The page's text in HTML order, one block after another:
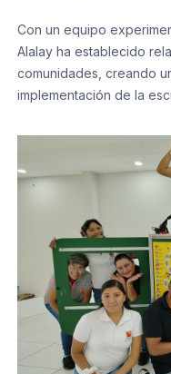
Con un equipo
Alalay ha establecido
comunidades, creando
implementación de la